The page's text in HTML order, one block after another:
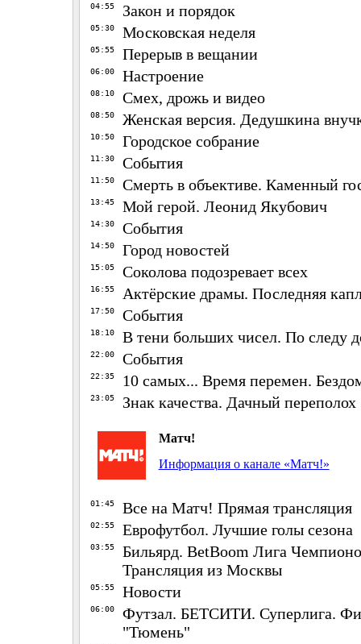
04:55 Закон и порядок
05:30 Московская неделя
05:55 Перерыв в вещании
06:00 Настроение
08:10 Смех, дрожь и видео
08:50 Женская версия. Дедушкина
10:50 Городское собрание
11:30 События
11:50 Смерть в объективе. Каменный
13:45 Мой герой. Леонид Якубович
14:30 События
14:50 Город новостей
15:05 Соколова подозревает всех
16:55 Актёрские драмы. Последняя
17:50 События
18:10 В тени больших чисел. По следу
22:00 События
22:35 10 самых... Время перемен.
23:05 Знак качества. Дачный переполох
Матч!
Информация о канале «Матч!»
01:45 Все на Матч! Прямая трансляция
02:55 Еврофутбол. Лучшие голы сезона
03:55
Бильярд. BetBoom Лига
Трансляция из Москвы
05:55 Новости
06:00
Футзал. БЕТСИТИ. Суперлига.
"Тюмень"